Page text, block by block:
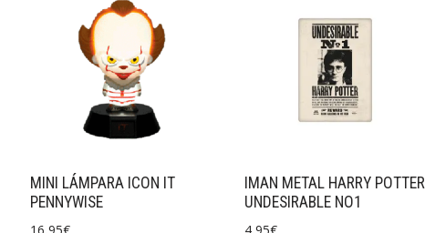
MINI LÁMPARA ICON IT
PENNYWISE
IMAN METAL HARRY POTTER
UNDESIRABLE NO1